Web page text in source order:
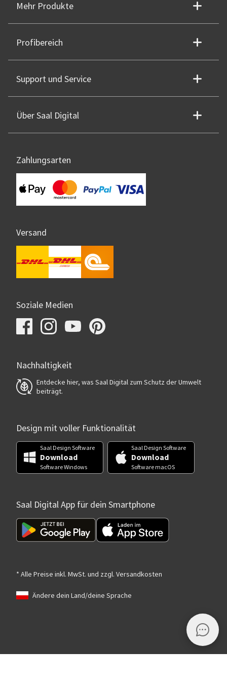
Mehr Produkte
Profibereich
Support und Service
Über Saal Digital
Zahlungsarten
Versand
Soziale Medien
Nachhaltigkeit
Entdecke hier, was Saal Digital zum Schutz der Umwelt
beiträgt.
Design mit voller Funktionalität
Saal Design Software
Download
Software Windows
Saal Design Software
Download
Software macOS
Saal Digital App für dein Smartphone
* Alle Preise inkl. MwSt. und zzgl. Versandkosten
Ändere dein Land/deine Sprache